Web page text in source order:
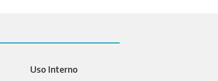
Uso Interno